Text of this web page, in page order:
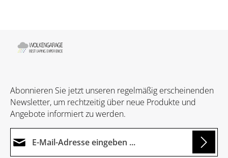
Abonnieren Sie jetzt unseren regelmäßig erscheinenden
Newsletter, um rechtzeitig über neue Produkte und
Angebote informiert zu werden.